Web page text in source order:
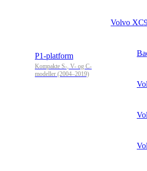
Volvo
P1-platform
Kompakte S-, V- og C-
modeller (2004–2019)